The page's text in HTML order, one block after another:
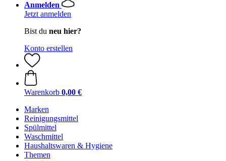
Anmelden
Jetzt anmelden
Bist du neu hier?
Konto erstellen
Warenkorb 0,00 €
Marken
Reinigungsmittel
Spülmittel
Waschmittel
Haushaltswaren & Hygiene
Themen